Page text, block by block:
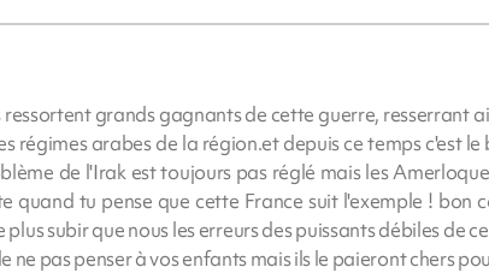
ressortent grands gagnants de cette guerre, resserrant
régimes arabes de la région.et depuis ce temps c'est
de l'Irak est toujours pas réglé mais les
quand tu pense que cette France suit l'exemple ! bon
plus subir que nous les erreurs des puissants débiles de
ne pas penser à vos enfants mais ils le paieront chers